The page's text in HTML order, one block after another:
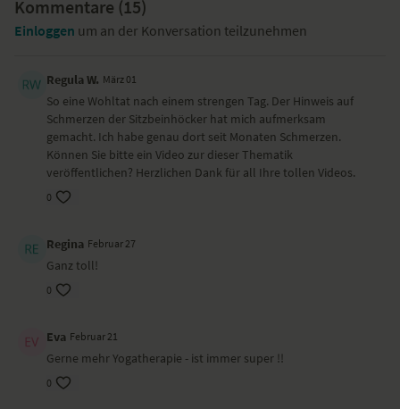
Besondere Hilfsmittel
Solltest du Faszienköpfchen haben, lege diese gern bereit.
Yoga-Übungen (Asanas)
Mantra Chanting
Faszienköpfchen
Mobilisierung der Halswirbelsäule, Brustwirbelsäule sowie der
Arme
federnde Bewegungen für Elastizität
helikale Spannungsübungen
Liegestütze Variante
herabschauender Hund – Adho Mukha Svanasana
Sonnengruß B Variante – Surya Namaskar B
gegrätsche Vorbeuge
Königskobra
Wirkung und Vorteile der Yoga-Übungs-Sequenz
Kommentare (15)
Einloggen um an der Konversation teilzunehmen
Regula W. März 01
So eine Wohltat nach einem strengen Tag. Der Hinweis auf
Schmerzen der Sitzbeinhöcker hat mich aufmerksam
gemacht. Ich habe genau dort seit Monaten Schmerzen.
Können Sie bitte ein Video zur dieser Thematik
veröffentlichen? Herzlichen Dank für all Ihre tollen Videos.
0
Regina Februar 27
Ganz toll!
0
Eva Februar 21
Gerne mehr Yogatherapie - ist immer super !!
0